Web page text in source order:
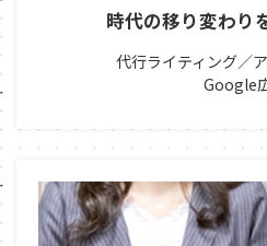
時代の移り変わり
代行ライティング／
Google